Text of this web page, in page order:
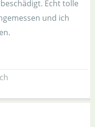
Echt tolle
und ich